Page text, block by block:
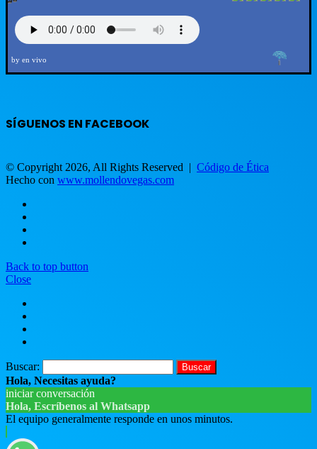
by en vivo
SÍGUENOS EN FACEBOOK
© Copyright 2026, All Rights Reserved | Código de Ética
Hecho con www.mollendovegas.com
Back to top button
Close
Buscar:
Hola, Necesitas ayuda?
iniciar conversación
Hola, Escríbenos al Whatsapp
El equipo generalmente responde en unos minutos.